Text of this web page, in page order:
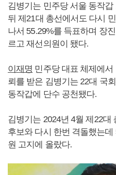
김병기는 민주당 서울 동작
뒤 제21대 총선에서도 다시
나서 55.29%를 득표하며 장
르고 재선의원이 됐다.
이재명 민주당 대표 체제에서
뢰를 받은 김병기는 22대 국
동작갑에 단수 공천됐다.
김병기는 2024년 4월 제22대
후보와 다시 한번 격돌했는데
원 고지에 올랐다.